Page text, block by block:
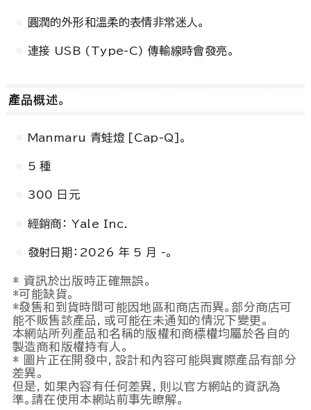
圓潤的外形和溫柔的表情非常迷人。
連接 USB (Type-C) 傳輸線時會發亮。
產品概述。
Manmaru 青蛙燈 [Cap-Q]。
5 種
300 日元
經銷商： Yale Inc.
發射日期：2026 年 5 月 -。
* 資訊於出版時正確無誤。
*可能缺貨。
*發售和到貨時間可能因地區和商店而異。部分商店可
能不販售該產品，或可能在未通知的情況下變更。
本網站所列產品和名稱的版權和商標權均屬於各自的
製造商和版權持有人。
* 圖片正在開發中，設計和內容可能與實際產品有部分
差異。
但是，如果內容有任何差異，則以官方網站的資訊為
準。請在使用本網站前事先瞭解。